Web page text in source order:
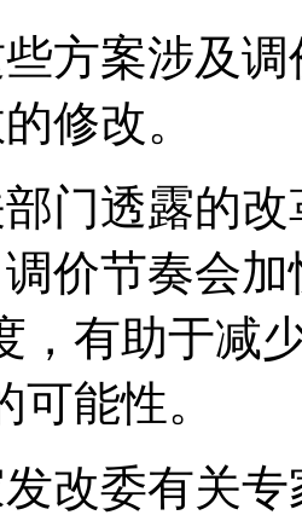
方案涉及
修改。
门透露的
价节奏会
，有助于减
可能性。
改委有关